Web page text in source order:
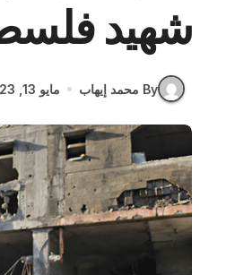
شهيد
By محمد إيهاب مايو 13, 2023